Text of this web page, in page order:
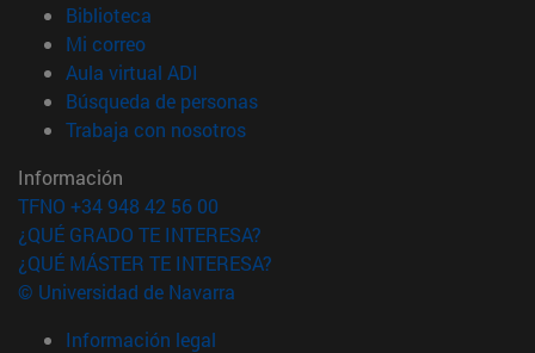
Biblioteca
Mi correo(abre en nueva ventana)
Aula virtual ADI
Búsqueda de personas(abre en nueva ventana)
Trabaja con nosotros(abre en nueva ventana)
Información
TFNO +34 948 42 56 00
¿QUÉ GRADO TE INTERESA?
¿QUÉ MÁSTER TE INTERESA?
© Universidad de Navarra
Información legal